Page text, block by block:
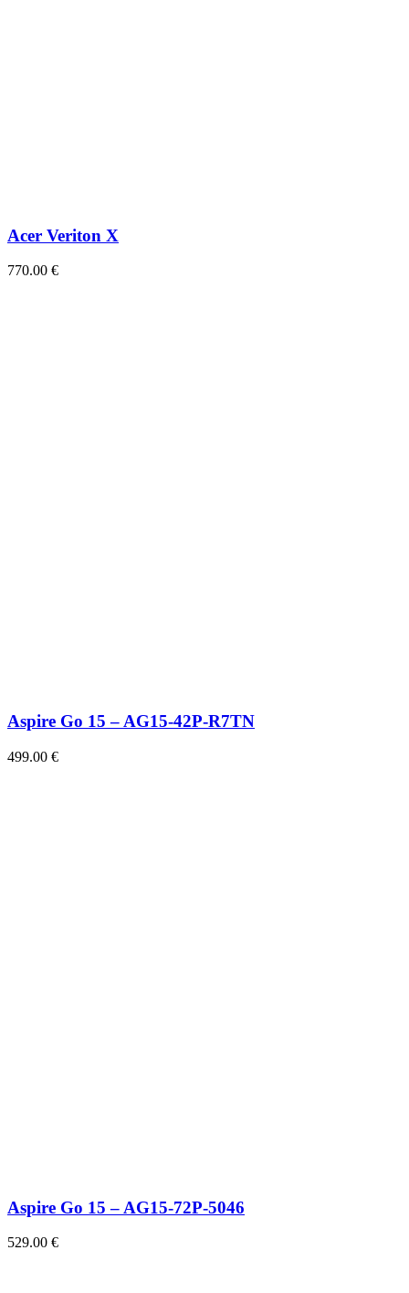
Acer Veriton X
770.00 €
Aspire Go 15 – AG15-42P-R7TN
499.00 €
Aspire Go 15 – AG15-72P-5046
529.00 €